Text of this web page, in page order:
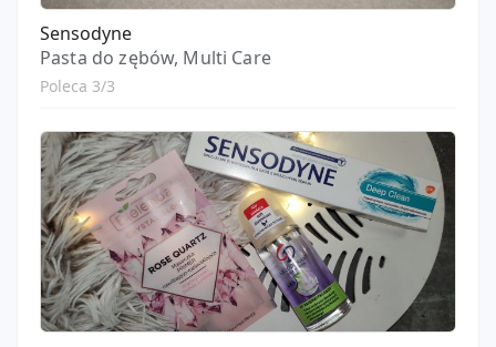
Sensodyne
Pasta do zębów, Multi Care
Poleca 3/3